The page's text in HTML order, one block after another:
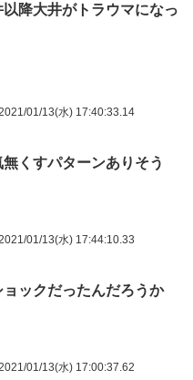
降大井がトラウマになっ
2021/01/13(水) 17:40:33.14
くすパターンありそう
2021/01/13(水) 17:44:10.33
ックだったんだろうか
2021/01/13(水) 17:00:37.62